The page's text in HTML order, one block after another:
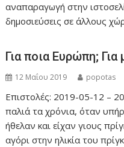
αναπαραγωγή στην
δημοσιεύσεις σε άλλους
Για ποια Ευρώπη;
12 Μαΐου 2019 popotas
Επιστολές: 2019-05-12 –
παλιά τα χρόνια, όταν
ήθελαν και είχαν γιους
αγόρι στην ηλικία του